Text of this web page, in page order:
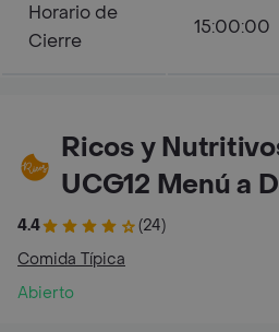
Horario de
Cierre
15:00:00
Ricos y
UCG12 Menú a
4.4
(24)
Comida Típica
Abierto